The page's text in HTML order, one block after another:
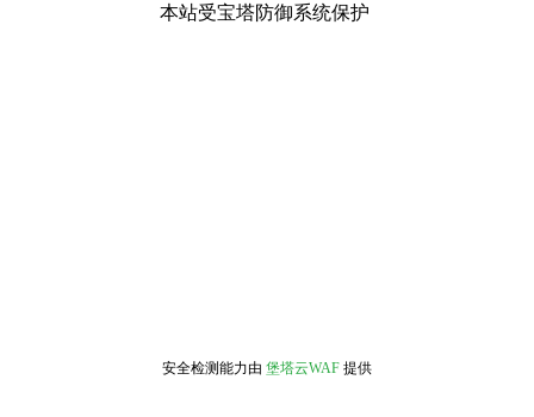
本站受宝塔防御系统保护
安全检测能力由 堡塔云WAF 提供